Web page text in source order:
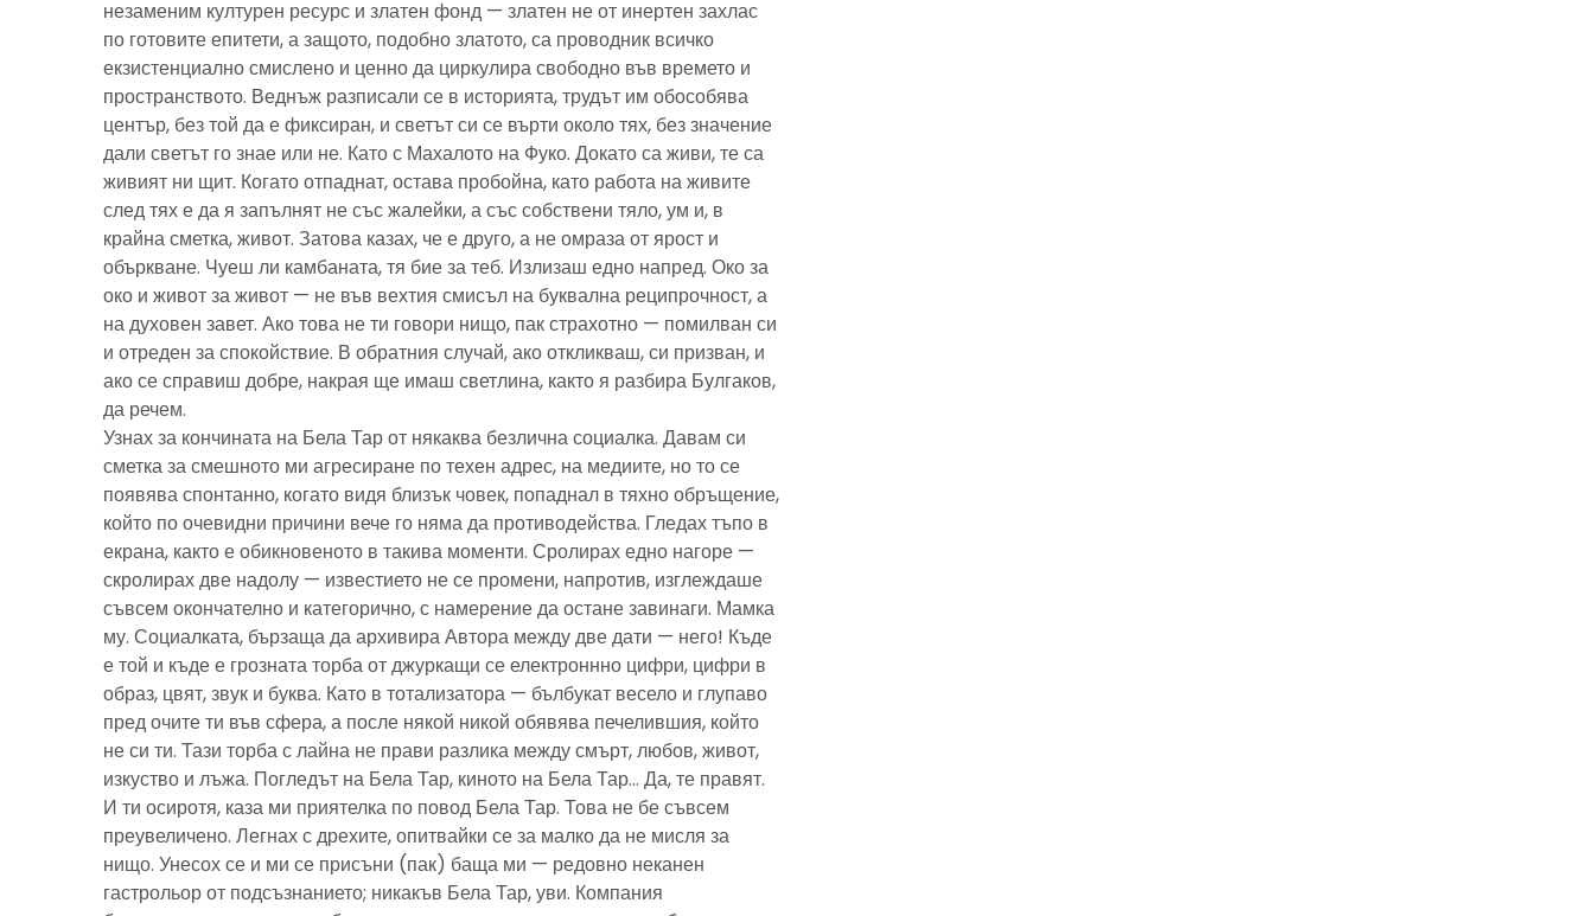
незаменим културен ресурс и златен фонд — златен не от инертен захлас
по готовите епитети, а защото, подобно златото, са проводник всичко
екзистенциално смислено и ценно да циркулира свободно във времето и
пространството. Веднъж разписали се в историята, трудът им обособява
център, без той да е фиксиран, и светът си се върти около тях, без значение
дали светът го знае или не. Като с Махалото на Фуко. Докато са живи, те са
живият ни щит. Когато отпаднат, остава пробойна, като работа на живите
след тях е да я запълнят не със жалейки, а със собствени тяло, ум и, в
крайна сметка, живот. Затова казах, че е друго, а не омраза от ярост и
объркване. Чуеш ли камбаната, тя бие за теб. Излизаш едно напред. Око за
око и живот за живот — не във вехтия смисъл на буквална реципрочност, а
на духовен завет. Ако това не ти говори нищо, пак страхотно — помилван си
и отреден за спокойствие. В обратния случай, ако откликваш, си призван, и
ако се справиш добре, накрая ще имаш светлина, както я разбира Булгаков,
да речем.
Узнах за кончината на Бела Тар от някаква безлична социалка. Давам си
сметка за смешното ми агресиране по техен адрес, на медиите, но то се
появява спонтанно, когато видя близък човек, попаднал в тяхно обръщение,
който по очевидни причини вече го няма да противодейства. Гледах тъпо в
екрана, както е обикновеното в такива моменти. Сролирах едно нагоре —
скролирах две надолу — известието не се промени, напротив, изглеждаше
съвсем окончателно и категорично, с намерение да остане завинаги. Мамка
му. Социалката, бързаща да архивира Автора между две дати — него! Къде
е той и къде е грозната торба от джуркащи се електроннно цифри, цифри в
образ, цвят, звук и буква. Като в тотализатора — бълбукат весело и глупаво
пред очите ти във сфера, а после някой никой обявява печелившия, който
не си ти. Тази торба с лайна не прави разлика между смърт, любов, живот,
изкуство и лъжа. Погледът на Бела Тар, киното на Бела Тар… Да, те правят.
И ти осиротя, каза ми приятелка по повод Бела Тар. Това не бе съвсем
преувеличено. Легнах с дрехите, опитвайки се за малко да не мисля за
нищо. Унесох се и ми се присъни (пак) баща ми — редовно неканен
гастрольор от подсъзнанието; никакъв Бела Тар, уви. Компания